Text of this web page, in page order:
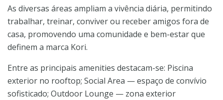
As diversas áreas ampliam a vivência diária, permitindo
trabalhar, treinar, conviver ou receber amigos fora de
casa, promovendo uma comunidade e bem-estar que
definem a marca Kori.
Entre as principais amenities destacam-se: Piscina
exterior no rooftop; Social Area — espaço de convívio
sofisticado; Outdoor Lounge — zona exterior